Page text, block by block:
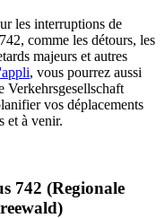
les interruptions de
comme les détours, les
majeurs et autres
, vous pourrez aussi
Verkehrsgesellschaft
vos déplacements
et à venir.
742 (Regionale